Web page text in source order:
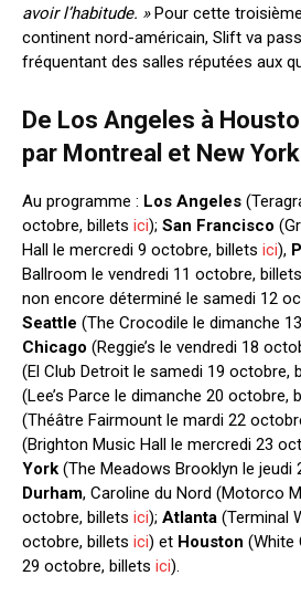
avoir l’habitude. »Pour cette
continent nord-américain, Slift va
fréquentant des salles réputées aux
De Los Angeles à
par Montreal et New York
Au programme : Los Angeles
octobre, billets ici); San Francisco
Hall le mercredi 9 octobre, billets ici),
Ballroom le vendredi 11 octobre, billets
non encore déterminé le samedi 12
Seattle (The Crocodile le dimanche
Chicago (Reggie’s le vendredi 18
(El Club Detroit le samedi 19 octobre,
(Lee’s Parce le dimanche 20 octobre,
(Théâtre Fairmount le mardi 22
(Brighton Music Hall le mercredi 23
York (The Meadows Brooklyn le jeudi
Durham, Caroline du Nord (Motorco
octobre, billets ici); Atlanta (Terminal
octobre, billets ici) et Houston (White
29 octobre, billets ici).